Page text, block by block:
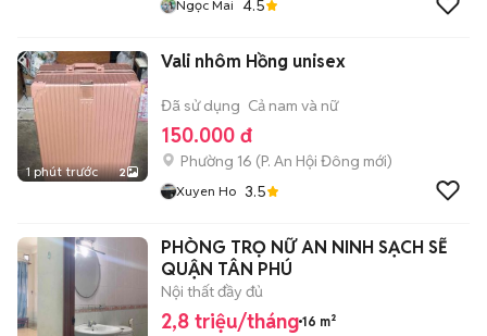
Ngọc Mai 4.5
1 phút trước 2
Vali nhôm Hồng unisex
Đã sử dụng Cả nam và nữ
150.000 đ
Phường 16 (P. An Hội Đông mới)
Xuyen Ho 3.5
PHÒNG TRỌ NỮ AN NINH SẠCH SẼ
QUẬN TÂN PHÚ
Nội thất đầy đủ
2,8 triệu/tháng 16 m²